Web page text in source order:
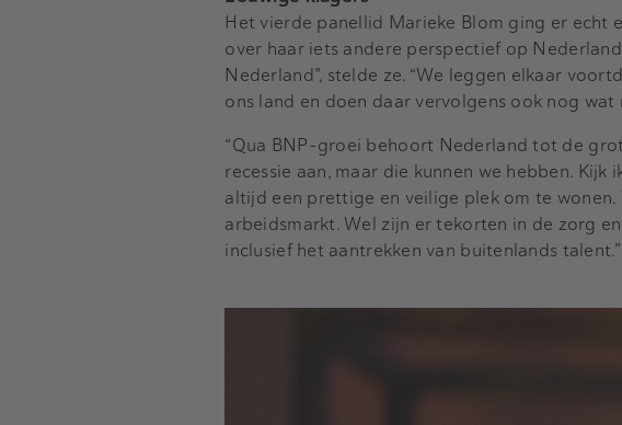
Het vierde panellid Marieke Blom ging er echt
over haar iets andere perspectief op
Nederland", stelde ze. “We leggen elkaar
ons land en doen daar vervolgens ook nog wat
“Qua BNP-groei behoort Nederland tot de
recessie aan, maar die kunnen we hebben.
altijd een prettige en veilige plek om te
arbeidsmarkt. Wel zijn er tekorten in de zorg
inclusief het aantrekken van buitenlands talent.”